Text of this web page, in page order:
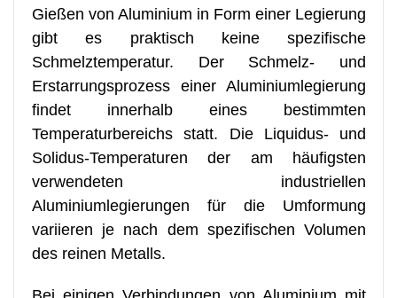
Gießen von Aluminium in Form einer Legierung
gibt es praktisch keine spezifische
Schmelztemperatur. Der Schmelz- und
Erstarrungsprozess einer Aluminiumlegierung
findet innerhalb eines bestimmten
Temperaturbereichs statt. Die Liquidus- und
Solidus-Temperaturen der am häufigsten
verwendeten industriellen
Aluminiumlegierungen für die Umformung
variieren je nach dem spezifischen Volumen
des reinen Metalls.